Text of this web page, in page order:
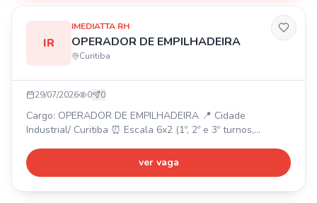
IR
IMEDIATTA RH
OPERADOR DE EMPILHADEIRA
Curitiba
29/07/2026 0 0
Cargo: OPERADOR DE EMPILHADEIRA 📍 Cidade
Industrial/ Curitiba ⏰ Escala 6x2 (1º, 2º e 3º turnos,
2.987,65 ✅ Ensino médio completo, CNH B, curso de
operador de empilhadeira atualizado, experiência
ver vaga